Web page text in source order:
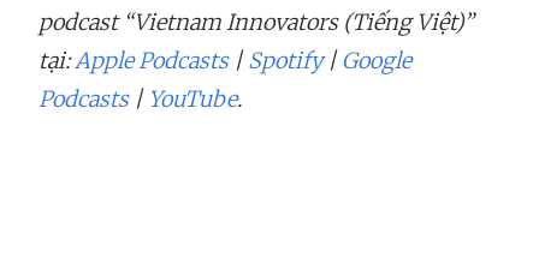
podcast “Vietnam Innovators (Tiếng Việt)”
tại:Apple Podcasts| Spotify| Google
Podcasts| YouTube.